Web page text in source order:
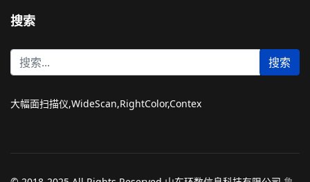
搜索
站
内
索
搜索
大幅面扫描仪,WideScan,RightColor,Contex